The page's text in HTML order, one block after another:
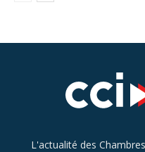
L'actualité des